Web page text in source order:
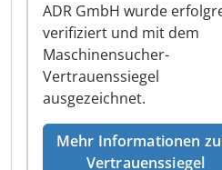
ADR GmbH wurde
verifiziert und mit dem
Maschinensucher-
Vertrauenssiegel
ausgezeichnet.
Mehr Informationen
Vertrauenssiegel